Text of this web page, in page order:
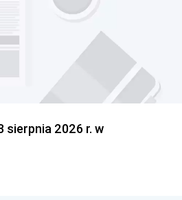
sierpnia 2026 r. w